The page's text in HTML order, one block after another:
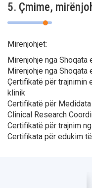
5. Çmime,
Mirënjohjet:
Mirënjohje nga Shoqata
Mirënjohje nga Shoqata
Çertifikatë për trajnimin
klinik
Certifikatë për
Clinical Research
Certifikatë për trajnim
Certifikata për edukim